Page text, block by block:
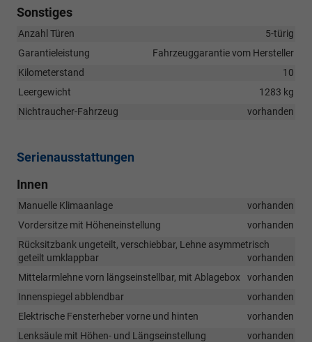
Sonstiges
Anzahl Türen
5-türig
Garantieleistung
Fahrzeuggarantie vom Hersteller
Kilometerstand
10
Leergewicht
1283 kg
Nichtraucher-Fahrzeug
vorhanden
Serienausstattungen
Innen
Manuelle Klimaanlage
vorhanden
Vordersitze mit Höheneinstellung
vorhanden
Rücksitzbank ungeteilt, verschiebbar, Lehne asymmetrisch
geteilt umklappbar
vorhanden
Mittelarmlehne vorn längseinstellbar, mit Ablagebox
vorhanden
Innenspiegel abblendbar
vorhanden
Elektrische Fensterheber vorne und hinten
vorhanden
Lenksäule mit Höhen- und Längseinstellung
vorhanden